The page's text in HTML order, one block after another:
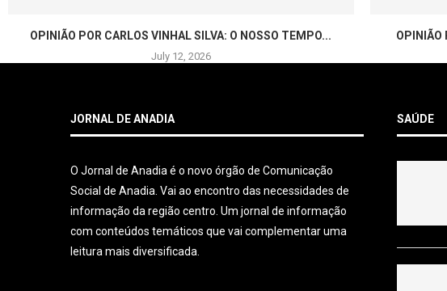
OPINIÃO POR CARLOS VINHAL SILVA: O NOSSO TEMPO...
July 12, 2026
OPINIÃO
JORNAL DE ANADIA
O Jornal de Anadia é o novo órgão de Comunicação
Social de Anadia. Vai ao encontro das necessidades de
informação da região centro. Um jornal de informação
com conteúdos temáticos que vai complementar uma
leitura mais diversificada.
SAÚDE